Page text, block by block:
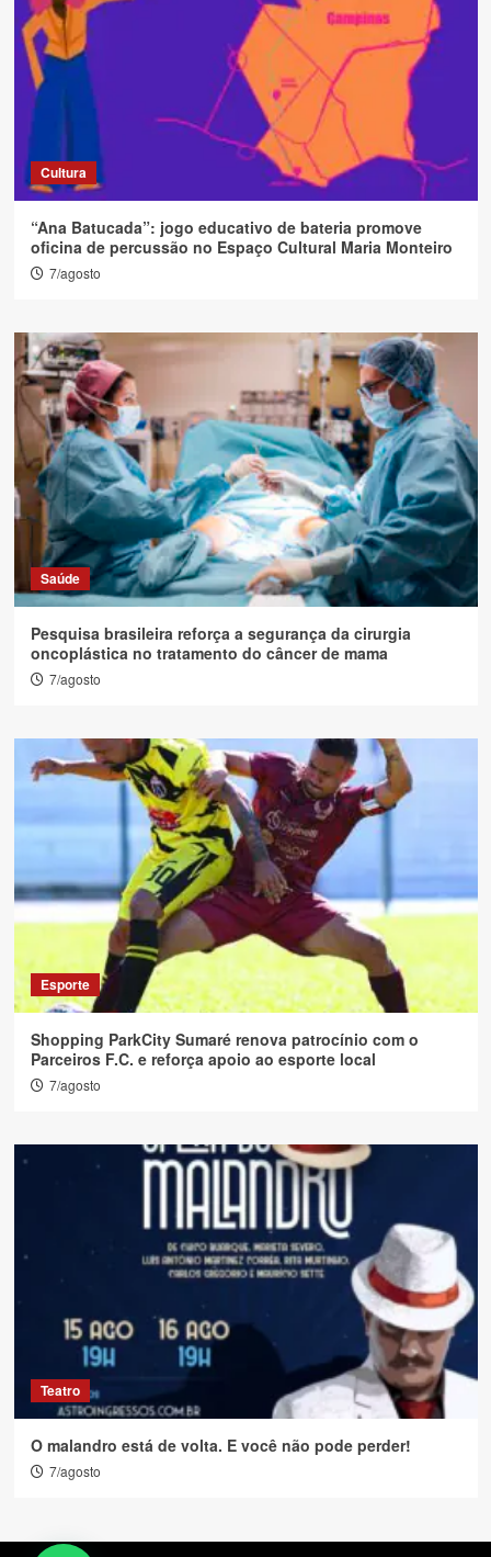
Cultura
“Ana Batucada”: jogo educativo de bateria promove
oficina de percussão no Espaço Cultural Maria Monteiro
7/agosto
Saúde
Pesquisa brasileira reforça a segurança da cirurgia
oncoplástica no tratamento do câncer de mama
7/agosto
Esporte
Shopping ParkCity Sumaré renova patrocínio com o
Parceiros F.C. e reforça apoio ao esporte local
7/agosto
Teatro
O malandro está de volta. E você não pode perder!
7/agosto